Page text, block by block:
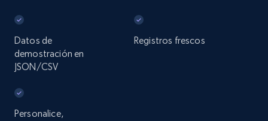
Datos de
demostración en
JSON/CSV
Registros frescos
Personalice,